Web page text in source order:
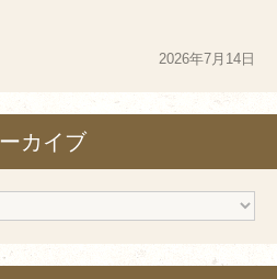
2026年7月14日
カイブ